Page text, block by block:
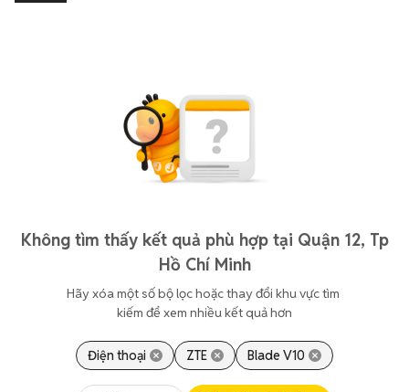
Không tìm thấy kết quả phù hợp tại Quận 12, Tp
Hồ Chí Minh
Hãy xóa một số bộ lọc hoặc thay đổi khu vực tìm
kiếm để xem nhiều kết quả hơn
Điện thoại ZTE Blade V10